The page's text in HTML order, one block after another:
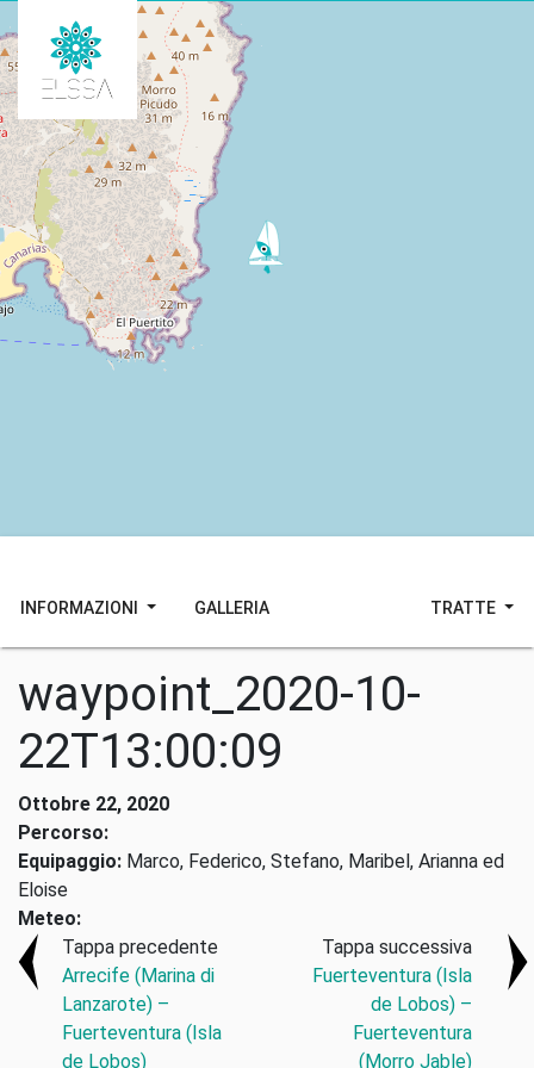
INFORMAZIONI GALLERIA TRATTE
waypoint_2020-10-
22T13:00:09
Ottobre 22, 2020
Percorso:
Equipaggio: Marco, Federico, Stefano, Maribel, Arianna ed
Eloise
Meteo:
Tappa precedente
Arrecife (Marina di
Lanzarote) –
Fuerteventura (Isla
de Lobos)
Tappa successiva
Fuerteventura (Isla
de Lobos) –
Fuerteventura
(Morro Jable)